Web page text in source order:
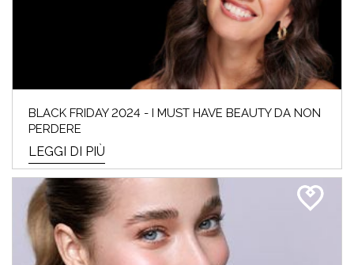
BLACK FRIDAY 2024 - I MUST HAVE BEAUTY DA NON
PERDERE
LEGGI DI PIÙ